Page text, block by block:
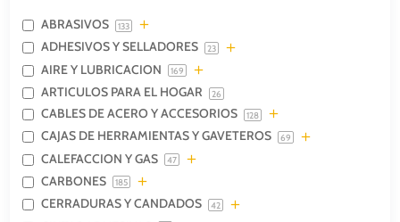
ABRASIVOS 133
ADHESIVOS Y SELLADORES 23
AIRE Y LUBRICACION 169
ARTICULOS PARA EL HOGAR 26
CABLES DE ACERO Y ACCESORIOS 128
CAJAS DE HERRAMIENTAS Y GAVETEROS 69
CALEFACCION Y GAS 47
CARBONES 185
CERRADURAS Y CANDADOS 42